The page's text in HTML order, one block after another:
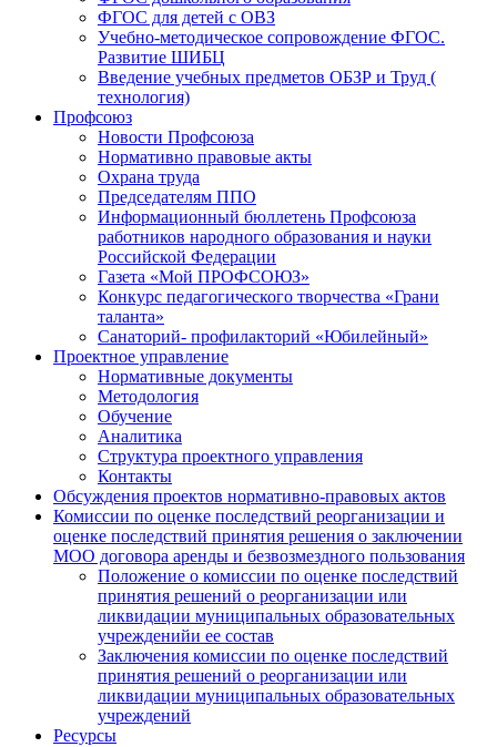
ФГОС для детей с ОВЗ
Учебно-методическое сопровождение ФГОС.
Развитие ШИБЦ
Введение учебных предметов ОБЗР и Труд (
технология)
Профсоюз
Новости Профсоюза
Нормативно правовые акты
Охрана труда
Председателям ППО
Информационный бюллетень Профсоюза
работников народного образования и науки
Российской Федерации
Газета «Мой ПРОФСОЮЗ»
Конкурс педагогического творчества «Грани
таланта»
Санаторий- профилакторий «Юбилейный»
Проектное управление
Нормативные документы
Методология
Обучение
Аналитика
Структура проектного управления
Контакты
Обсуждения проектов нормативно-правовых актов
Комиссии по оценке последствий реорганизации и
оценке последствий принятия решения о заключении
МОО договора аренды и безвозмездного пользования
Положение о комиссии по оценке последствий
принятия решений о реорганизации или
ликвидации муниципальных образовательных
учрежденийи ее состав
Заключения комиссии по оценке последствий
принятия решений о реорганизации или
ликвидации муниципальных образовательных
учреждений
Ресурсы